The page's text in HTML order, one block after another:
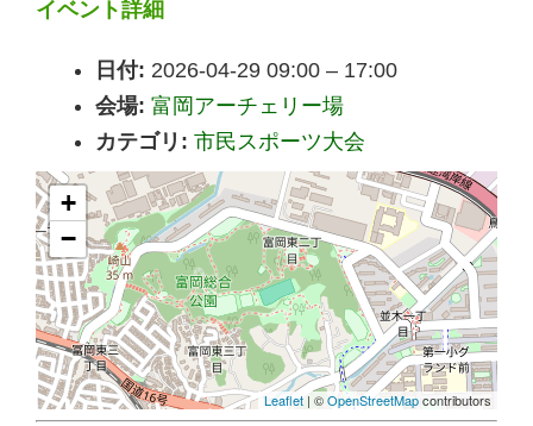
イベント詳細
日付: 2026-04-29 09:00 – 17:00
会場: 富岡アーチェリー場
カテゴリ: 市民スポーツ大会
+
−
Leaflet | ©OpenStreetMapcontributors